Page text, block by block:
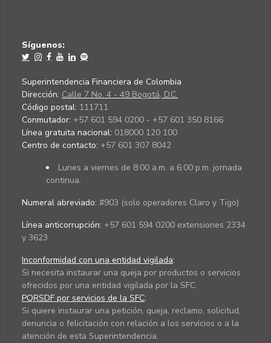
Síguenos:
Superintendencia Financiera de Colombia
Dirección: Calle 7 No. 4 - 49 Bogotá, D.C.
Código postal: 111711
Conmutador: +57 601 594 0200 - +57 601 350 8166
Línea gratuita nacional: 018000 120 100
Centro de contacto: +57 601 307 8042
Lunes a viernes de 8:00 a.m. a 6:00 p.m. jornada
continua.
Numeral abreviado: #903 (solo operadores Claro y Tigo)
Línea anticorrupción: +57 601 594 0200 extensiones 2334
y 3623
Inconformidad con una entidad vigilada:
Si necesita instaurar una queja por productos o servicios
ofrecidos por una entidad vigilada por la SFC.
PQRSDF por servicios de la SFC:
Si quiere instaurar una petición, queja, reclamo, solicitud,
denuncia o felicitación con relación a los servicios o a la
atención de esta Superintendencia.